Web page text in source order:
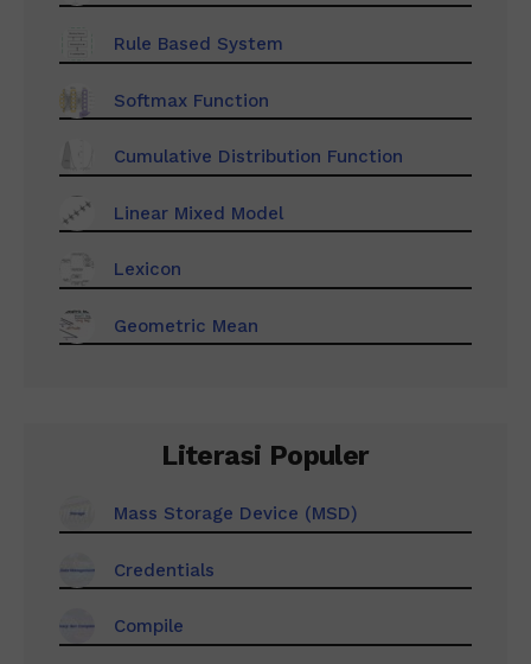
Rule Based System
Softmax Function
Cumulative Distribution Function
Linear Mixed Model
Lexicon
Geometric Mean
Literasi Populer
Mass Storage Device (MSD)
Credentials
Compile